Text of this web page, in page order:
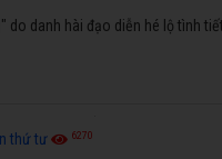
do danh hài đạo diễn hé lộ tình
thứ tư 6270